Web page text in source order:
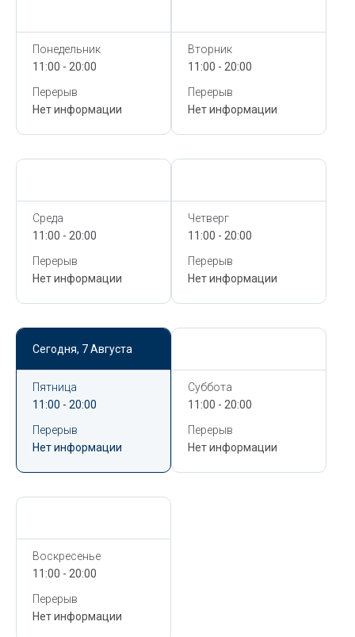
Понедельник
11:00 - 20:00
Перерыв
Нет информации
Вторник
11:00 - 20:00
Перерыв
Нет информации
Среда
11:00 - 20:00
Перерыв
Нет информации
Четверг
11:00 - 20:00
Перерыв
Нет информации
Сегодня, 7 Августа
Пятница
11:00 - 20:00
Перерыв
Нет информации
Суббота
11:00 - 20:00
Перерыв
Нет информации
Воскресенье
11:00 - 20:00
Перерыв
Нет информации